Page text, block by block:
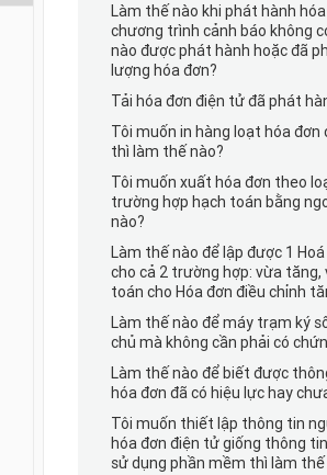
Làm thế nào khi phát hành
chương trình cảnh báo không
nào được phát hành hoặc đã
lượng hóa đơn?
Tải hóa đơn điện tử đã phát
Tôi muốn in hàng loạt hóa
thì làm thế nào?
Tôi muốn xuất hóa đơn theo
trường hợp hạch toán bằng
nào?
Làm thế nào để lập được 1
cho cả 2 trường hợp: vừa tăng,
toán cho Hóa đơn điều chỉnh
Làm thế nào để máy trạm ký
chủ mà không cần phải có
Làm thế nào để biết được
hóa đơn đã có hiệu lực hay
Tôi muốn thiết lập thông tin
hóa đơn điện tử giống thông
sử dụng phần mềm thì làm thế